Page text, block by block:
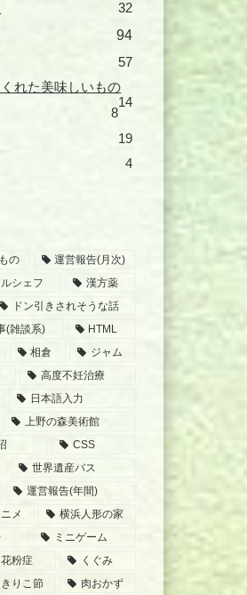
32
94
57
れた美味しいもの
14
8
19
4
の
運営報告(月次)
シェフ
漢方薬
ドン引きされそうな話
(雑談系)
HTML
相倉
ジャム
高度不妊治療
日本語入力
上野の森美術館
CSS
世界遺産バス
運営報告(年間)
メ
横浜人形の家
ミニゲーム
花粉症
くぐみ
りこ節
肉おかず